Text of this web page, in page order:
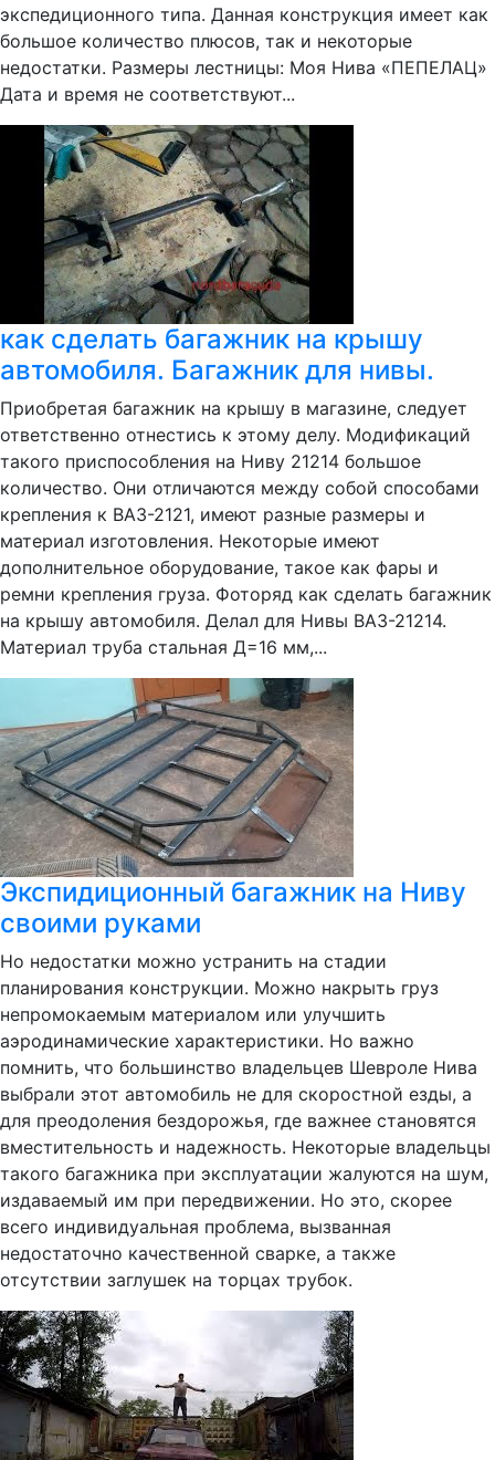
экспедиционного типа. Данная конструкция имеет как
большое количество плюсов, так и некоторые
недостатки. Размеры лестницы: Моя Нива «ПЕПЕЛАЦ»
Дата и время не соответствуют...
как сделать багажник на крышу
автомобиля. Багажник для нивы.
Приобретая багажник на крышу в магазине, следует
ответственно отнестись к этому делу. Модификаций
такого приспособления на Ниву 21214 большое
количество. Они отличаются между собой способами
крепления к ВАЗ-2121, имеют разные размеры и
материал изготовления. Некоторые имеют
дополнительное оборудование, такое как фары и
ремни крепления груза. Фоторяд как сделать багажник
на крышу автомобиля. Делал для Нивы ВАЗ-21214.
Материал труба стальная Д=16 мм,...
Экспидиционный багажник на Ниву
своими руками
Но недостатки можно устранить на стадии
планирования конструкции. Можно накрыть груз
непромокаемым материалом или улучшить
аэродинамические характеристики. Но важно
помнить, что большинство владельцев Шевроле Нива
выбрали этот автомобиль не для скоростной езды, а
для преодоления бездорожья, где важнее становятся
вместительность и надежность. Некоторые владельцы
такого багажника при эксплуатации жалуются на шум,
издаваемый им при передвижении. Но это, скорее
всего индивидуальная проблема, вызванная
недостаточно качественной сварке, а также
отсутствии заглушек на торцах трубок.